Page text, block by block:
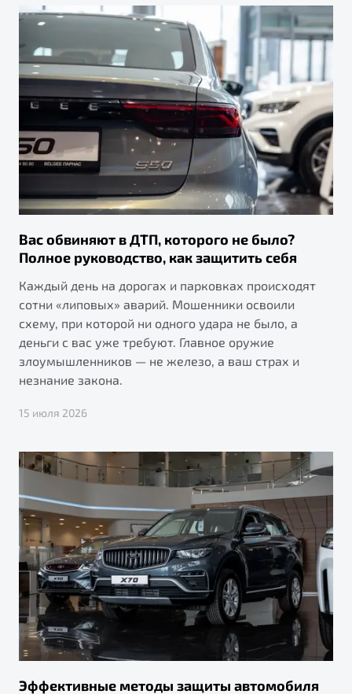
Запись на сервис
Калькулятор ТО
Клиентская поддержка
Вас обвиняют в ДТП, которого не было?
Полное руководство, как защитить себя
Каждый день на дорогах и парковках происходят
сотни «липовых» аварий. Мошенники освоили
схему, при которой ни одного удара не было, а
деньги с вас уже требуют. Главное оружие
злоумышленников — не железо, а ваш страх и
незнание закона.
15 июля 2026
Эффективные методы защиты автомобиля